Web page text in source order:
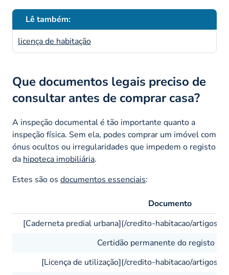
Lê também:
licença de habitação
Que documentos legais preciso de
consultar antes de comprar casa?
A inspeção documental é tão importante quanto a
inspeção física. Sem ela, podes comprar um imóvel com
ónus ocultos ou irregularidades que impedem o registo
da hipoteca imobiliária.
Estes são os documentos essenciais:
Documento
[Caderneta predial urbana](/credito-habitacao/artigos/
Certidão permanente do registo
[Licença de utilização](/credito-habitacao/artigos/